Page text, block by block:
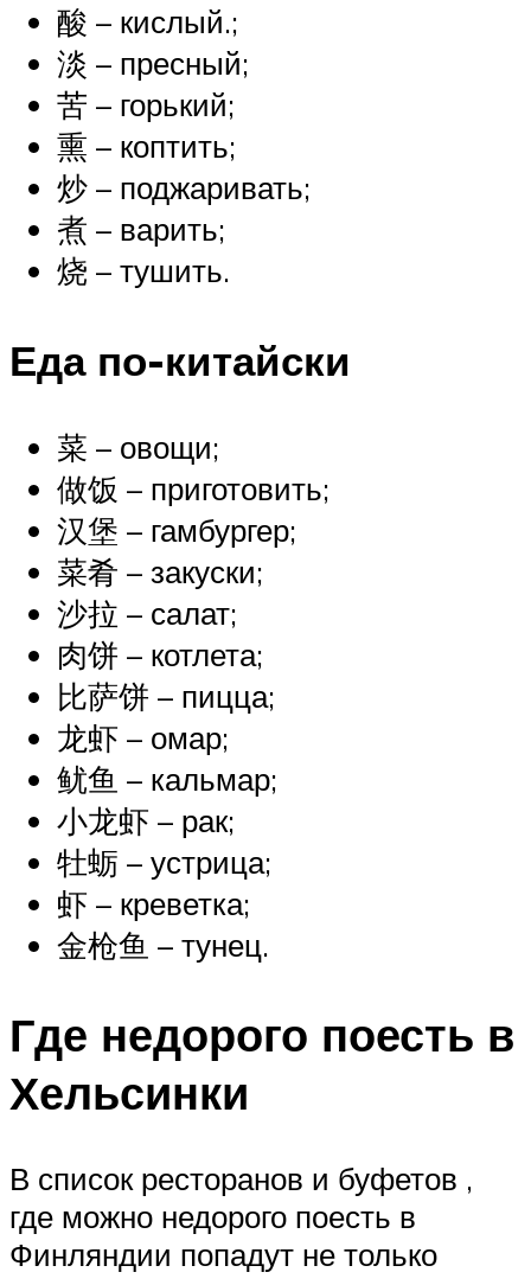
酸 – кислый.;
淡 – пресный;
苦 – горький;
熏 – коптить;
炒 – поджаривать;
煮 – варить;
烧 – тушить.
Еда по-китайски
菜 – овощи;
做饭 – приготовить;
汉堡 – гамбургер;
菜肴 – закуски;
沙拉 – салат;
肉饼 – котлета;
比萨饼 – пицца;
龙虾 – омар;
鱿鱼 – кальмар;
小龙虾 – рак;
牡蛎 – устрица;
虾 – креветка;
金枪鱼 – тунец.
Где недорого поесть в
Хельсинки
В список ресторанов и буфетов ,
где можно недорого поесть в
Финляндии попадут не только